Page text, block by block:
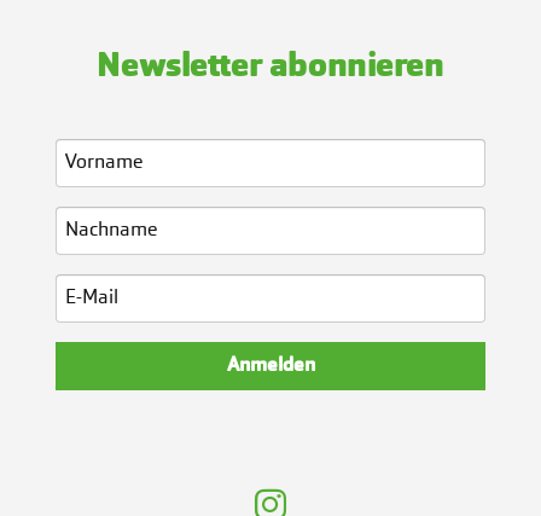
Newsletter abonnieren
Anmelden